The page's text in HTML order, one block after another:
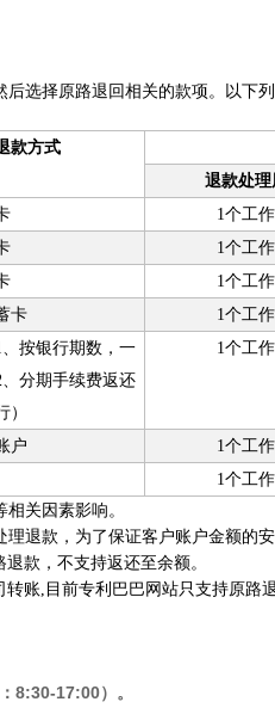
选择原路退回相关的款项。以下
款方式
退款处理
1个工
1个工
1个工
卡
1个工
按银行期数，一
分期手续费返还
1个工
户 1个工
1个工
关因素影响。
退款，为了保证客户账户金额的
款，不支持返还至余额。
账,目前专利巴巴网站只支持原路
8:30-17:00）。